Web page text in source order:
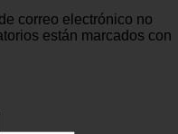
correo electrónico no
están marcados con